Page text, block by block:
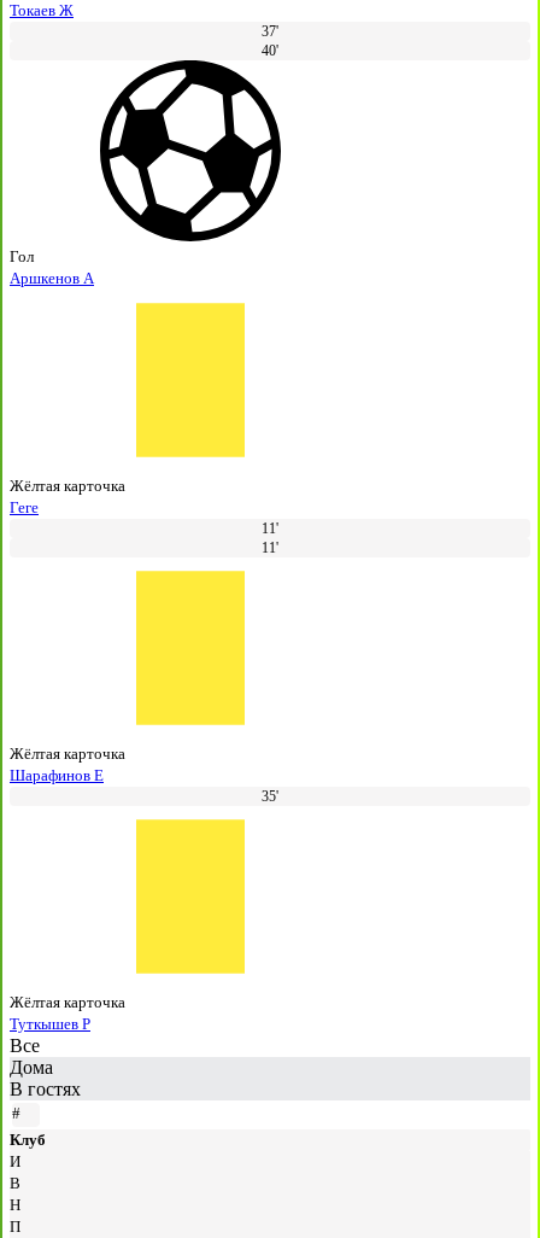
Токаев Ж
37'
40'
Гол
Аршкенов А
Жёлтая карточка
Геге
11'
11'
Жёлтая карточка
Шарафинов Е
35'
Жёлтая карточка
Туткышев Р
Все
Дома
В гостях
#
Клуб
И
В
Н
П